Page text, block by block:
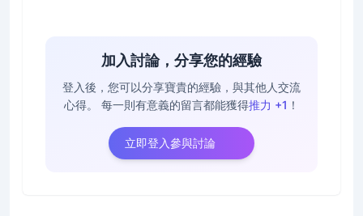
加入討論，分享您的經驗
登入後，您可以分享寶貴的經驗，與其他人交流
心得。
每一則有意義的留言都能獲得推力 +1 ！
立即登入參與討論